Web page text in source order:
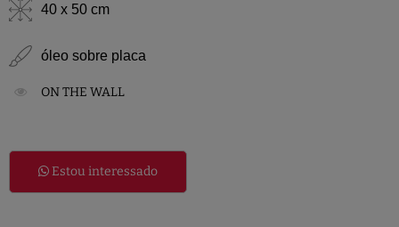
40 x 50 cm
óleo sobre placa
ON THE WALL
Estou interessado